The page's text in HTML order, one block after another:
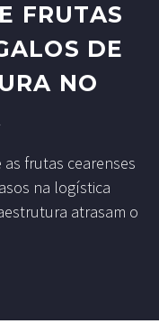
FRUTAS
DE
NO
frutas cearenses
na logística
atrasam o